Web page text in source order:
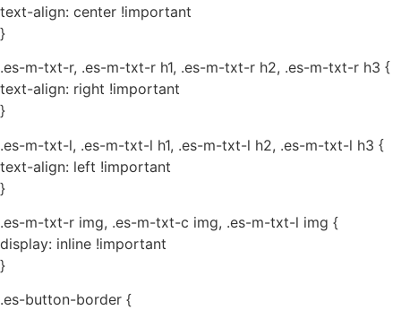
text-align: center !important
}
.es-m-txt-r, .es-m-txt-r h1, .es-m-txt-r h2, .es-m-txt-r h3 {
text-align: right !important
}
.es-m-txt-l, .es-m-txt-l h1, .es-m-txt-l h2, .es-m-txt-l h3 {
text-align: left !important
}
.es-m-txt-r img, .es-m-txt-c img, .es-m-txt-l img {
display: inline !important
}
.es-button-border {